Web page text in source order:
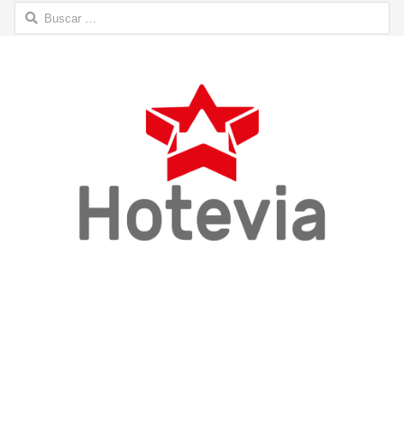
Buscar: